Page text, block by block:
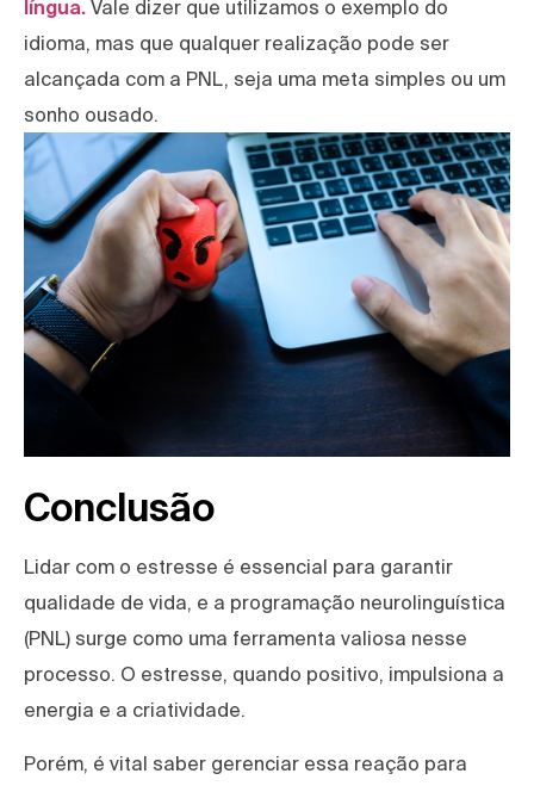
língua. Vale dizer que utilizamos o exemplo do
idioma, mas que qualquer realização pode ser
alcançada com a PNL, seja uma meta simples ou um
sonho ousado.
Conclusão
Lidar com o estresse é essencial para garantir
qualidade de vida, e a programação neurolinguística
(PNL) surge como uma ferramenta valiosa nesse
processo. O estresse, quando positivo, impulsiona a
energia e a criatividade.
Porém, é vital saber gerenciar essa reação para